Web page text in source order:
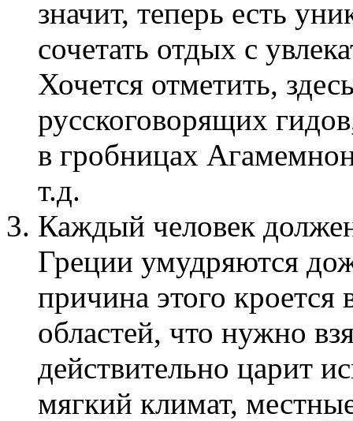
значит, теперь есть
сочетать отдых с
Хочется отметить,
русскоговорящих
в гробницах
т.д.
Каждый человек
Греции умудряются
причина этого
областей, что нужно
действительно царит
мягкий климат,